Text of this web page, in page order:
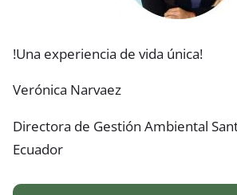
!Una experiencia de vida única!
Verónica Narvaez
Directora de Gestión Ambiental
Ecuador